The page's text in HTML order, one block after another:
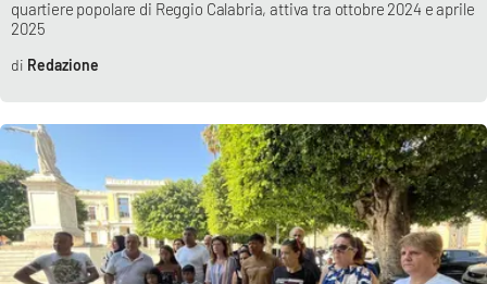
Parchi Marini Calabria
Leggendo Alvaro insieme
Imprese Di Calabria
Le perfidie di Antonella Grippo
Venti di comunicazione
quartiere popolare di Reggio Calabria, attiva tra ottobre 2024 e aprile
2025
Redazione